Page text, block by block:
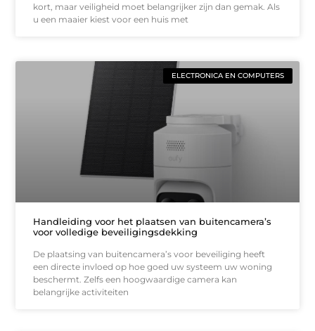
kort, maar veiligheid moet belangrijker zijn dan gemak. Als
u een maaier kiest voor een huis met
ELECTRONICA EN COMPUTERS
Handleiding voor het plaatsen van buitencamera’s
voor volledige beveiligingsdekking
De plaatsing van buitencamera’s voor beveiliging heeft
een directe invloed op hoe goed uw systeem uw woning
beschermt. Zelfs een hoogwaardige camera kan
belangrijke activiteiten